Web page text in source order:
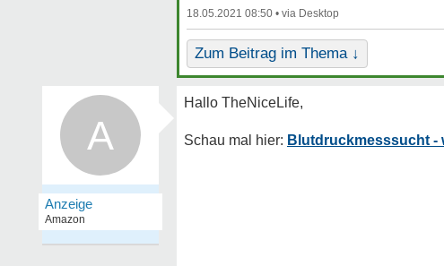
18.05.2021 08:50 •
Zum Beitrag im Thema ↓
A Blutdruckmesssucht -